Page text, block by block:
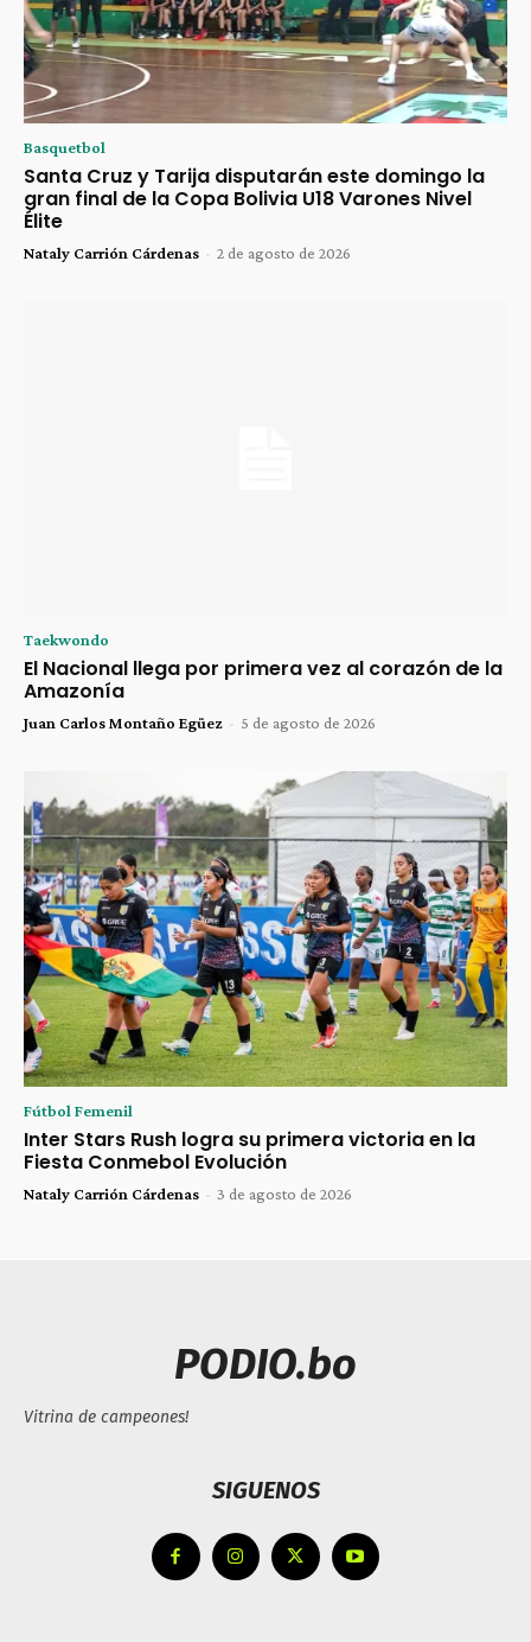
Basquetbol
Santa Cruz y Tarija disputarán este domingo la
gran final de la Copa Bolivia U18 Varones Nivel
Élite
Nataly Carrión Cárdenas - 2 de agosto de 2026
Taekwondo
El Nacional llega por primera vez al corazón de la
Amazonía
Juan Carlos Montaño Egüez - 5 de agosto de 2026
Fútbol Femenil
Inter Stars Rush logra su primera victoria en la
Fiesta Conmebol Evolución
Nataly Carrión Cárdenas - 3 de agosto de 2026
PODIO.bo
Vitrina de campeones!
SIGUENOS